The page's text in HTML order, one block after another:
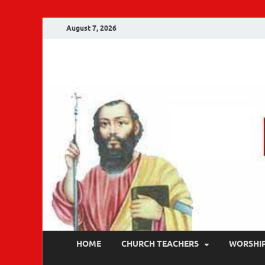
August 7, 2026
HOME CHURCH TEACHERS